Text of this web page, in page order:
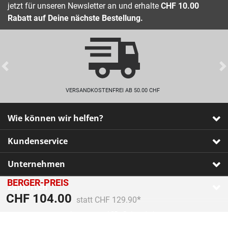
BERGER-PREIS
CHF 104.00 Preis reduziert von
statt CHF 129.90
An
jetzt für unseren Newsletter an und erhalte CHF 10.00
Rabatt auf Deine nächste Bestellung.
VERSANDKOSTENFREI AB 50.00 CHF
Previous
Wie können wir helfen?
Kundenservice
Unternehmen
Zahlarten